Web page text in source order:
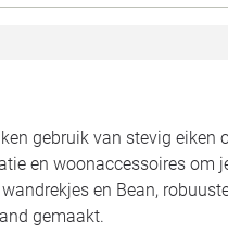
gebruik van stevig eiken
en woonaccessoires om
en Bean,
gemaakt.